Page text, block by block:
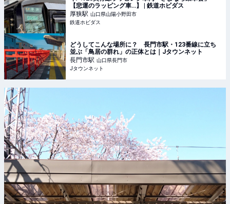
【悲運のラッピング車…】 | 鉄道ホビダス
厚狭駅 山口県山陽小野田市
鉄道ホビダス
どうしてこんな場所に？ 長門市駅・123番線に立ち
並ぶ「鳥居の群れ」の正体とは｜Jタウンネット
長門市駅 山口県長門市
Jタウンネット